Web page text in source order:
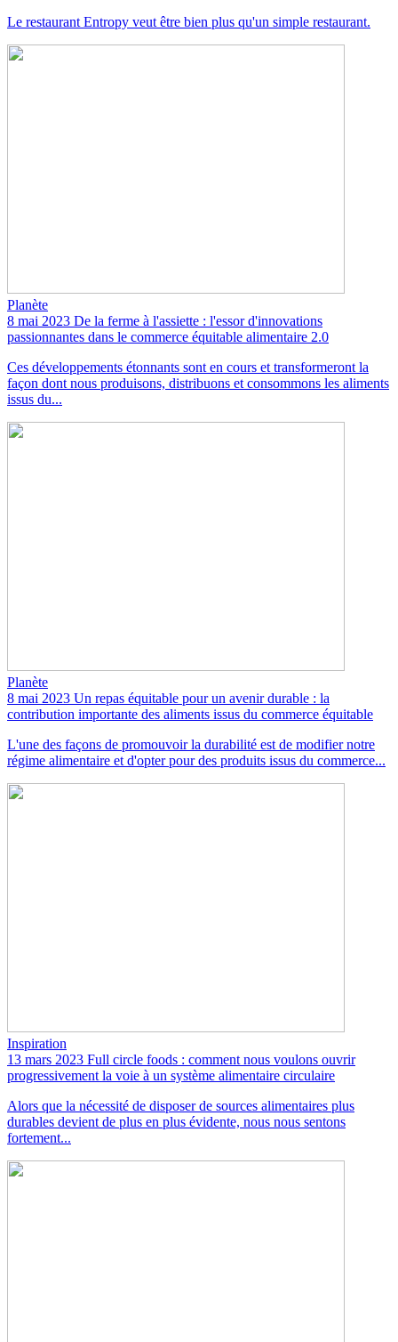
Le restaurant Entropy veut être bien plus qu'un simple restaurant.
Planète
8 mai 2023 De la ferme à l'assiette : l'essor d'innovations
passionnantes dans le commerce équitable alimentaire 2.0
Ces développements étonnants sont en cours et transformeront la
façon dont nous produisons, distribuons et consommons les aliments
issus du...
Planète
8 mai 2023 Un repas équitable pour un avenir durable : la
contribution importante des aliments issus du commerce équitable
L'une des façons de promouvoir la durabilité est de modifier notre
régime alimentaire et d'opter pour des produits issus du commerce...
Inspiration
13 mars 2023 Full circle foods : comment nous voulons ouvrir
progressivement la voie à un système alimentaire circulaire
Alors que la nécessité de disposer de sources alimentaires plus
durables devient de plus en plus évidente, nous nous sentons
fortement...